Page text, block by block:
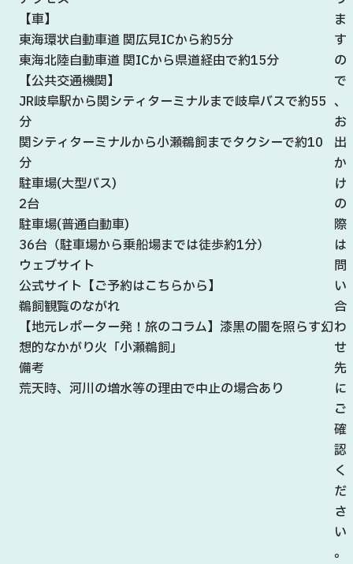
【車】
東海環状自動車道 関広見ICから約5分
東海北陸自動車道 関ICから県道経由で約15分
【公共交通機関】
JR岐阜駅から関シティターミナルまで岐阜バスで約55
分
関シティターミナルから小瀬鵜飼までタクシーで約10
分
駐車場(大型バス)
2台
駐車場(普通自動車)
36台（駐車場から乗船場までは徒歩約1分）
ウェブサイト
公式サイト【ご予約はこちらから】
鵜飼観覧のながれ
【地元レポーター発！旅のコラム】漆黒の闇を照らす幻
想的なかがり火「小瀬鵜飼」
備考
荒天時、河川の増水等の理由で中止の場合あり
ま
す
の
で
、
お
出
か
け
の
際
は
問
い
合
わ
せ
先
に
ご
確
認
く
だ
さ
い
。